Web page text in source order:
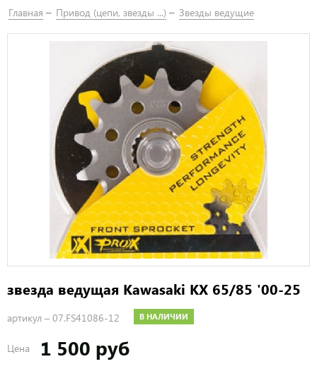
Главная Привод (цепи, звезды ...) Звезды ведущие
звезда ведущая Kawasaki KX 65/85 '00-25
артикул – 07.FS41086-12 В НАЛИЧИИ
Цена 1 500 руб